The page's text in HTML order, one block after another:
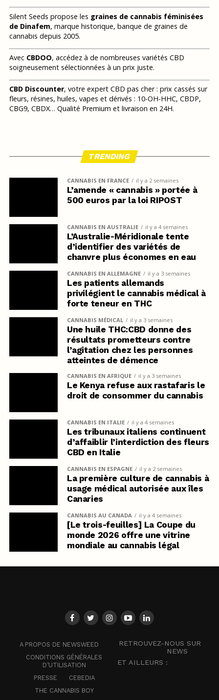
Silent Seeds propose les graines de cannabis féminisées
de Dinafem, marque historique, banque de graines de
cannabis depuis 2005.
Avec CBDOO, accédez à de nombreuses variétés CBD
soigneusement sélectionnées à un prix juste.
CBD Discounter, votre expert CBD pas cher : prix cassés sur
fleurs, résines, huiles, vapes et dérivés : 10-OH-HHC, CBDP,
CBG9, CBDX… Qualité Premium et livraison en 24H.
TRENDING
CANNABIS EN FRANCE il y a 2 semaines
L’amende « cannabis » portée à
500 euros par la loi RIPOST
CANNABIS EN AUSTRALIE il y a 4 semaines
L’Australie-Méridionale tente
d’identifier des variétés de
chanvre plus économes en eau
CANNABIS EN ALLEMAGNE il y a 3 semaines
Les patients allemands
privilégient le cannabis médical à
forte teneur en THC
CANNABIS MÉDICAL il y a 3 semaines
Une huile THC:CBD donne des
résultats prometteurs contre
l’agitation chez les personnes
atteintes de démence
CANNABIS EN AFRIQUE il y a 3 semaines
Le Kenya refuse aux rastafaris le
droit de consommer du cannabis
CANNABIS EN ITALIE il y a 4 semaines
Les tribunaux italiens continuent
d’affaiblir l’interdiction des fleurs
CBD en Italie
CANNABIS EN ESPAGNE il y a 2 semaines
La première culture de cannabis à
usage médical autorisée aux îles
Canaries
CANNABIS AU CANADA il y a 4 semaines
[Le trois-feuilles] La Coupe du
monde 2026 offre une vitrine
mondiale au cannabis légal
A PROPOS DE NEWSWEED
CONDITIONS GÉNÉRALES
D’UTILISATION
PRESSE
CEBEDIA
THE CANNABIS BOY
RETROUVEZ-NOUS SUR
NEWS
ET AILLEURS :